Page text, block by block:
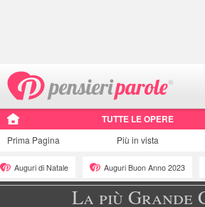
TUTTE LE OPERE
Prima Pagina Più in vista
Auguri di Natale Auguri Buon Anno 2023
La più